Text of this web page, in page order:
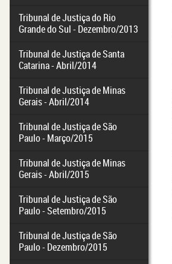
Tribunal de Justiça do Rio
Grande do Sul - Dezembro/2013
Tribunal de Justiça de Santa
Catarina - Abril/2014
Tribunal de Justiça de Minas
Gerais - Abril/2014
Tribunal de Justiça de São
Paulo - Março/2015
Tribunal de Justiça de Minas
Gerais - Abril/2015
Tribunal de Justiça de São
Paulo - Setembro/2015
Tribunal de Justiça de São
Paulo - Dezembro/2015